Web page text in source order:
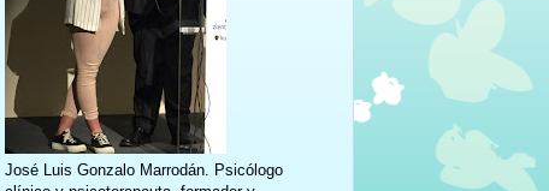
José Luis Gonzalo Marrodán. Psicólogo